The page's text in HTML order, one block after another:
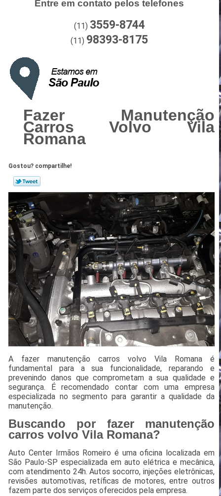
Entre em contato pelos telefones
(11) 3559-8744
(11) 98393-8175
Fazer Manutenção
Carros Volvo Vila
Romana
Gostou? compartilhe!
A fazer manutenção carros volvo Vila Romana é
fundamental para a sua funcionalidade, reparando e
prevenindo danos que comprometam a sua qualidade e
segurança. É recomendado contar com uma empresa
especializada no segmento para garantir a qualidade da
manutenção.
Buscando por fazer manutenção
carros volvo Vila Romana?
Auto Center Irmãos Romeiro é uma oficina localizada em
São Paulo-SP especializada em auto elétrica e mecânica,
com atendimento 24h. Autos socorro, injeções eletrônicas,
revisões automotivas, retíficas de motores, entre outros
fazem parte dos serviços oferecidos pela empresa.